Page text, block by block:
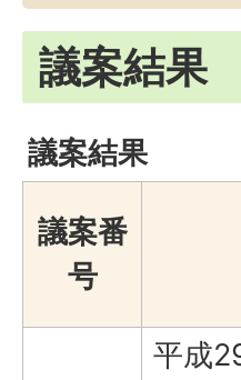
議案結果
議案結果
議案番
号
平成